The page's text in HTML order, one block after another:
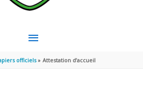
MENU
PRINCIPAL
officiels Attestation d’accueil